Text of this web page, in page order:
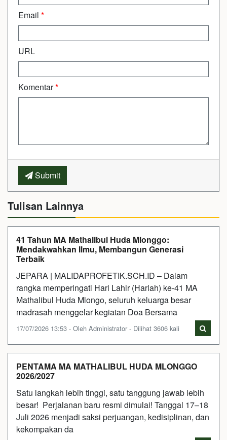
Email *
URL
Komentar*
Submit
Tulisan Lainnya
41 Tahun MA Mathalibul Huda Mlonggo:
Mendakwahkan Ilmu, Membangun Generasi
Terbaik
JEPARA | MALIDAPROFETIK.SCH.ID – Dalam
rangka memperingati Hari Lahir (Harlah) ke-41 MA
Mathalibul Huda Mlongo, seluruh keluarga besar
madrasah menggelar kegiatan Doa Bersama
17/07/2026 13:53 - Oleh Administrator - Dilihat 3606 kali
PENTAMA MA MATHALIBUL HUDA MLONGGO
2026/2027
Satu langkah lebih tinggi, satu tanggung jawab lebih
besar! Perjalanan baru resmi dimulai! Tanggal 17–18
Juli 2026 menjadi saksi perjuangan, kedisiplinan, dan
kekompakan da